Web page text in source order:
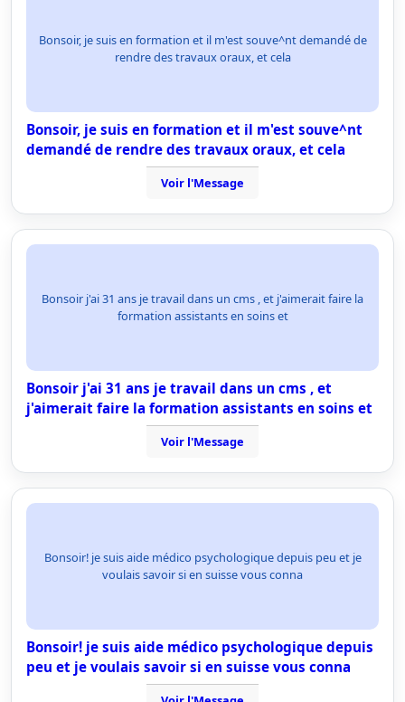
Bonsoir, je suis en formation et il m'est souve^nt demandé de
rendre des travaux oraux, et cela
Bonsoir, je suis en formation et il m'est souve^nt
demandé de rendre des travaux oraux, et cela
Voir l'Message
Bonsoir j'ai 31 ans je travail dans un cms , et j'aimerait faire la
formation assistants en soins et
Bonsoir j'ai 31 ans je travail dans un cms , et
j'aimerait faire la formation assistants en soins et
Voir l'Message
Bonsoir! je suis aide médico psychologique depuis peu et je
voulais savoir si en suisse vous conna
Bonsoir! je suis aide médico psychologique depuis
peu et je voulais savoir si en suisse vous conna